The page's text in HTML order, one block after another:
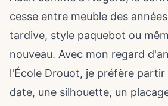
cesse entre meuble des
tardive, style paquebot ou
nouveau. Avec mon regard
l'École Drouot, je préfère
date, une silhouette, un